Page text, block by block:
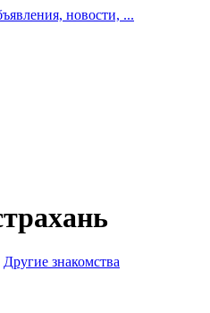
новости, ...
Другие знакомства